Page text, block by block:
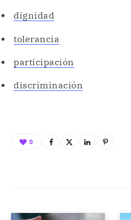
dignidad
tolerancia
participación
discriminación
0